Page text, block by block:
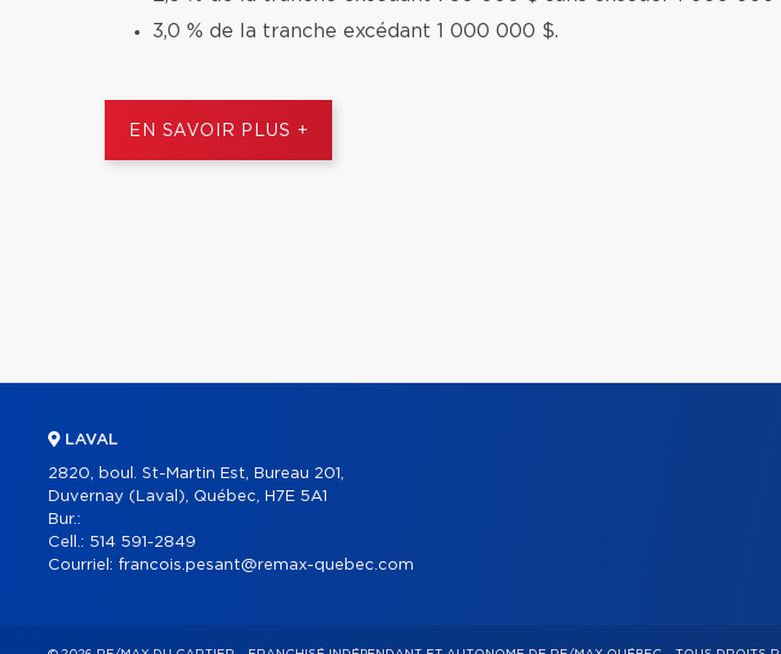
3,0 % de la tranche excédant 1 000 000 $.
EN SAVOIR PLUS +
LAVAL
2820, boul. St-Martin Est, Bureau 201,
Duvernay (Laval), Québec, H7E 5A1
Bur.:
Cell.: 514 591-2849
Courriel: francois.pesant@remax-quebec.com